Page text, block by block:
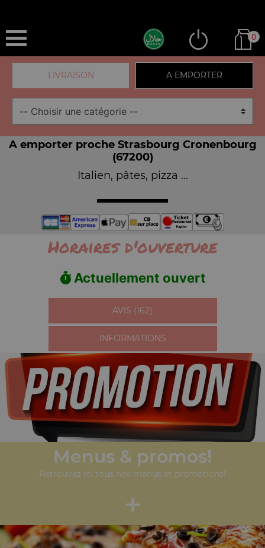
0
LIVRAISON A EMPORTER
A emporter proche Strasbourg Cronenbourg
(67200)
Italien, pâtes, pizza ...
Horaires d'ouverture
Actuellement ouvert
AVIS (162)
INFORMATIONS
Menus & promos!
Retrouvez ici tous nos menus et promotions!
+